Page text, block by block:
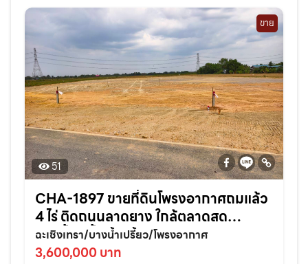
ขาย
51
CHA-1897 ขายที่ดินโพรงอากาศถมแล้ว
4 ไร่ ติดถนนลาดยาง ใกล้ตลาดสด
บางน้ำเปรี้ยว-6กม. จ.ฉะเชิงเทรา
ฉะเชิงเทรา/บางน้ำเปรี้ยว/โพรงอากาศ
3,600,000 บาท